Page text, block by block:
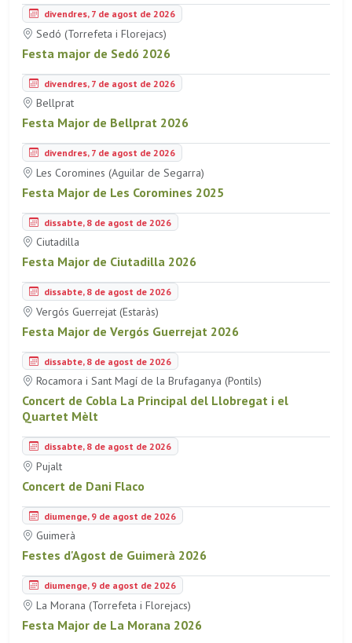
divendres, 7 de agost de 2026
Sedó (Torrefeta i Florejacs)
Festa major de Sedó 2026
divendres, 7 de agost de 2026
Bellprat
Festa Major de Bellprat 2026
divendres, 7 de agost de 2026
Les Coromines (Aguilar de Segarra)
Festa Major de Les Coromines 2025
dissabte, 8 de agost de 2026
Ciutadilla
Festa Major de Ciutadilla 2026
dissabte, 8 de agost de 2026
Vergós Guerrejat (Estaràs)
Festa Major de Vergós Guerrejat 2026
dissabte, 8 de agost de 2026
Rocamora i Sant Magí de la Brufaganya (Pontils)
Concert de Cobla La Principal del Llobregat i el
Quartet Mèlt
dissabte, 8 de agost de 2026
Pujalt
Concert de Dani Flaco
diumenge, 9 de agost de 2026
Guimerà
Festes d'Agost de Guimerà 2026
diumenge, 9 de agost de 2026
La Morana (Torrefeta i Florejacs)
Festa Major de La Morana 2026